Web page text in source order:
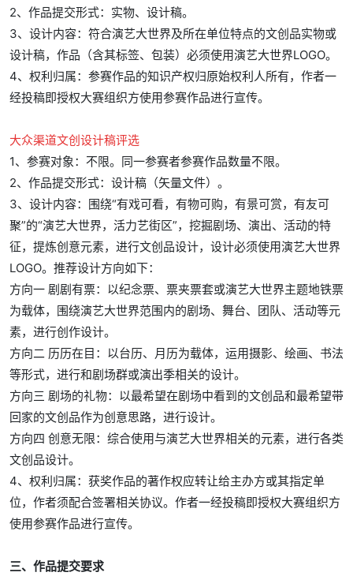
2、作品提交形式：实物、设计稿。
3、设计内容：符合演艺大世界及所在单位特点的文创品实物或
设计稿，作品（含其标签、包装）必须使用演艺大世界LOGO。
4、权利归属：参赛作品的知识产权归原始权利人所有，作者一
经投稿即授权大赛组织方使用参赛作品进行宣传。
大众渠道文创设计稿评选
1、参赛对象：不限。同一参赛者参赛作品数量不限。
2、作品提交形式：设计稿（矢量文件）。
3、设计内容：围绕“有戏可看，有物可购，有景可赏，有友可
聚”的“演艺大世界，活力艺街区”，挖掘剧场、演出、活动的特
征，提炼创意元素，进行文创品设计，设计必须使用演艺大世界
LOGO。推荐设计方向如下：
方向一 剧剧有票：以纪念票、票夹票套或演艺大世界主题地铁票
为载体，围绕演艺大世界范围内的剧场、舞台、团队、活动等元
素，进行创作设计。
方向二 历历在目：以台历、月历为载体，运用摄影、绘画、书法
等形式，进行和剧场群或演出季相关的设计。
方向三 剧场的礼物：以最希望在剧场中看到的文创品和最希望带
回家的文创品作为创意思路，进行设计。
方向四 创意无限：综合使用与演艺大世界相关的元素，进行各类
文创品设计。
4、权利归属：获奖作品的著作权应转让给主办方或其指定单
位，作者须配合签署相关协议。作者一经投稿即授权大赛组织方
使用参赛作品进行宣传。
三、作品提交要求